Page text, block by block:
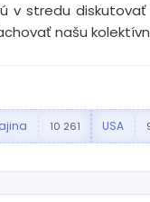
v stredu
našu
10 261 USA